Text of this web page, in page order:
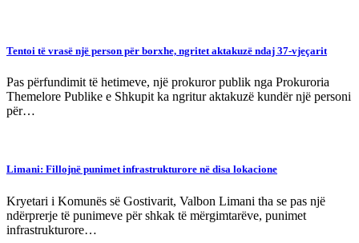
Tentoi të vrasë një person për borxhe, ngritet aktakuzë ndaj 37-vjeçarit
Pas përfundimit të hetimeve, një prokuror publik nga Prokuroria
Themelore Publike e Shkupit ka ngritur aktakuzë kundër një personi
për…
Limani: Fillojnë punimet infrastrukturore në disa lokacione
Kryetari i Komunës së Gostivarit, Valbon Limani tha se pas një
ndërprerje të punimeve për shkak të mërgimtarëve, punimet
infrastrukturore…